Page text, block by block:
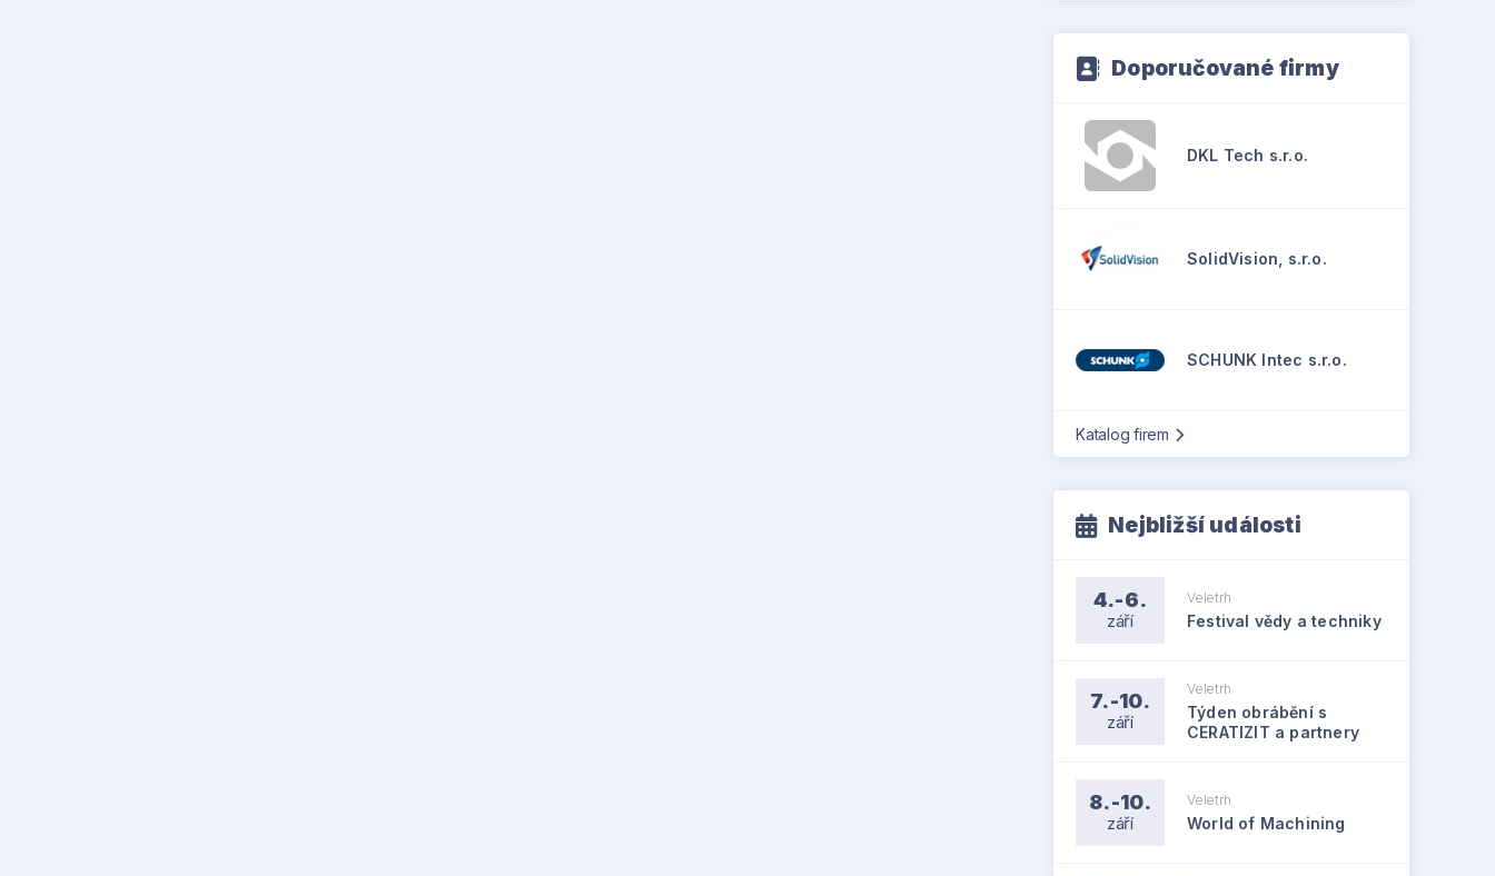
Doporučované firmy
DKL Tech s.r.o.
SolidVision, s.r.o.
SCHUNK Intec s.r.o.
Katalog firem
Nejbližší události
4.-6.
září
Veletrh
Festival vědy a techniky
7.-10.
září
Veletrh
Týden obrábění s
CERATIZIT a partnery
8.-10.
září
Veletrh
World of Machining